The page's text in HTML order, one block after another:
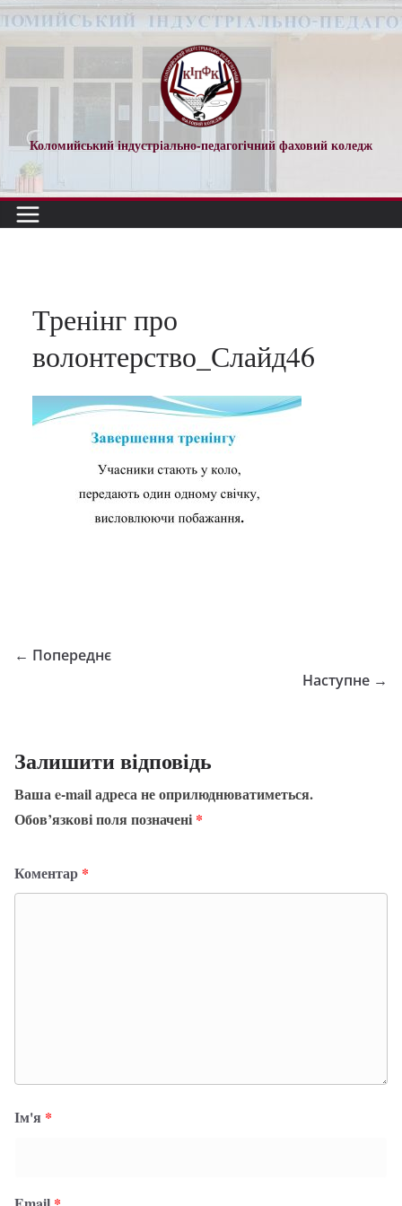
Перейти
до
Коломийський індустріально-педагогічний фаховий коледж
Тренінг про
волонтерство_Слайд46
← Попереднє
Наступне →
Залишити відповідь
Ваша e-mail адреса не оприлюднюватиметься.
Обов’язкові поля позначені *
Коментар *
Ім'я *